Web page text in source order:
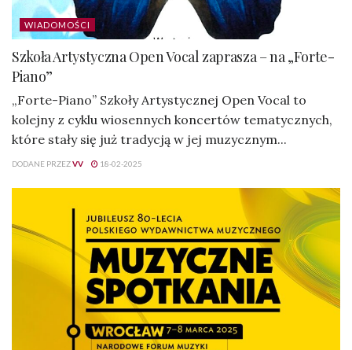
WIADOMOŚCI
Szkoła Artystyczna Open Vocal zaprasza – na „Forte-
Piano”
„Forte-Piano” Szkoły Artystycznej Open Vocal to
kolejny z cyklu wiosennych koncertów tematycznych,
które stały się już tradycją w jej muzycznym...
DODANE PRZEZVV 18-02-2025